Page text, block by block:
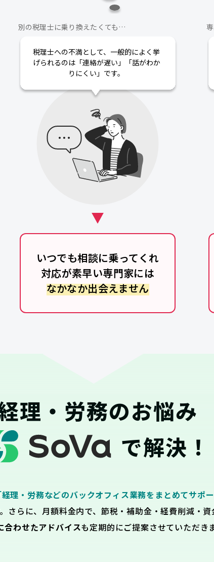
別の税理士に乗り換えたくても…
税理士への不満として、一般的によく挙
げられるのは「連絡が遅い」「話がわか
りにくい」です。
いつでも相談に乗ってくれ
対応が素早い専門家には
なかなか出会えません
理・労務のお悩み
で解決！
経理・労務などのバックオフィス業務をまとめてサポ
さらに、月額料金内で、節税・補助金・経費削減・
合わせたアドバイスも定期的にご提案させていただきま